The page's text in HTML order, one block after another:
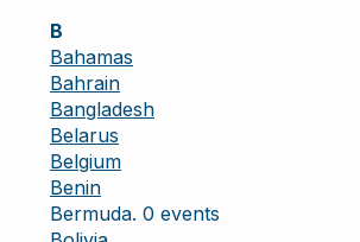
B
Bahamas
Bahrain
Bangladesh
Belarus
Belgium
Benin
Bermuda. 0 events